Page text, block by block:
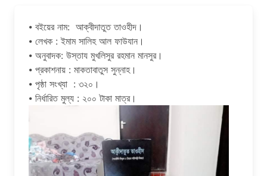
⦁ বইয়ের নাম: আক্বীদাতুত তাওহীদ।
⦁ লেখক : ইমাম সালিহ আল ফাউযান।
⦁ অনুবাদক: উস্তায মুখলিসুর রহমান মানসুর।
⦁ প্রকাশনায় : মাকতাবাতুস সুন্নাহ।
⦁ পৃষ্ঠা সংখ্যা : ৩২০।
⦁ নির্ধারিত মুল্য : ২০০ টাকা মাত্র।